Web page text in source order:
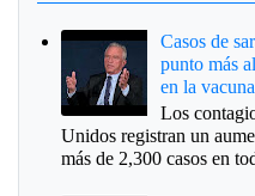
Casos de
punto más
en la
Los
Unidos registran un
más de 2,300 casos en